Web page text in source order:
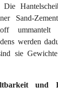
Die
Sand-
werden
sie
und